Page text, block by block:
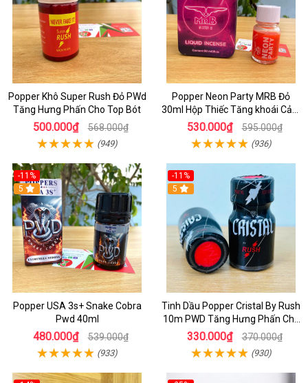
Popper Khô Super Rush Đỏ PWd
Tăng Hưng Phấn Cho Top Bót
500.000₫ 568.000₫
(949)
Popper Neon Party MRB Đỏ
30ml Hộp Thiếc Tăng khoái Cảm
Mạnh Cho Top Bot
530.000₫ 595.000₫
(936)
-11%
5
Popper USA 3s+ Snake Cobra
Pwd 40ml
480.000₫ 539.000₫
(933)
-11%
5
Tinh Dầu Popper Cristal By Rush
10m PWD Tăng Hưng Phấn Cho
Top Bot
330.000₫ 370.000₫
(930)